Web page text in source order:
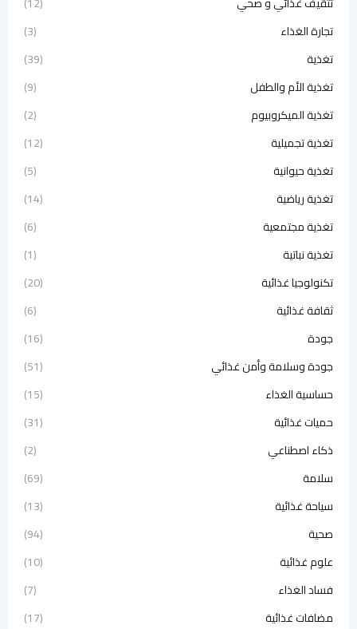
تجارة الغذاء
(3)
تغذية
(39)
تغذية الأم والطفل
(9)
تغذية الميكروبيوم
(2)
تغذية تجميلية
(12)
تغذية حيوانية
(5)
تغذية رياضية
(14)
تغذية مجتمعية
(6)
تغذية نباتية
(1)
تكنولوجيا غذائية
(20)
ثقافة غذائية
(6)
جودة
(16)
جودة وسلامة وأمن غذائي
(51)
حساسية الغذاء
(15)
حميات غذائية
(31)
ذكاء اصطناعي
(2)
سلامة
(69)
سياحة غذائية
(13)
صحية
(94)
علوم غذائية
(10)
فساد الغذاء
(7)
مضافات غذائية
(17)